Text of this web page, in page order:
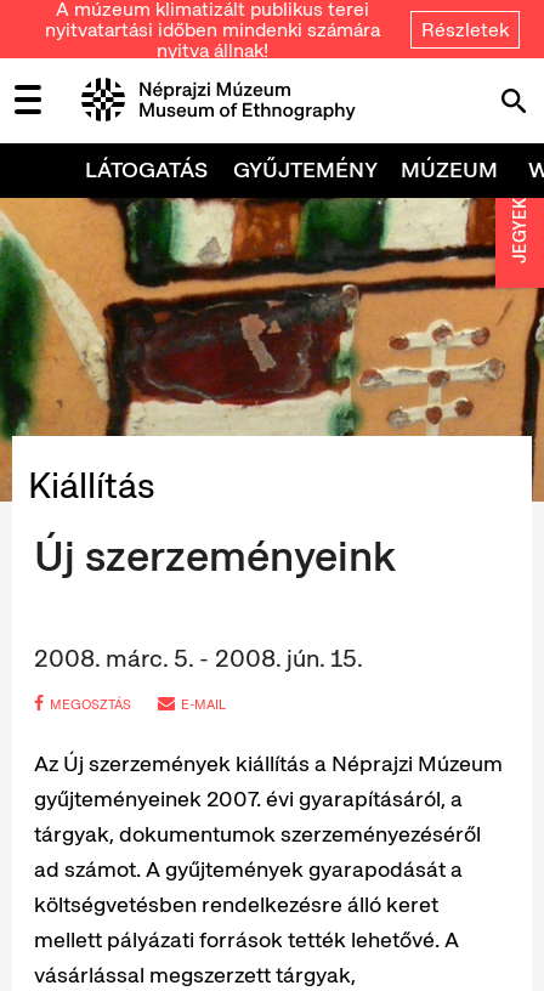
A múzeum klimatizált publikus terei
nyitvatartási időben mindenki számára
nyitva állnak!
Részletek
LÁTOGATÁS GYŰJTEMÉNY MÚZEUM
Kiállítás
Új szerzeményeink
2008. márc. 5. - 2008. jún. 15.
MEGOSZTÁS E-MAIL
Az Új szerzemények kiállítás a Néprajzi Múzeum
gyűjteményeinek 2007. évi gyarapításáról, a
tárgyak, dokumentumok szerzeményezéséről
ad számot. A gyűjtemények gyarapodását a
költségvetésben rendelkezésre álló keret
mellett pályázati források tették lehetővé. A
vásárlással megszerzett tárgyak,
JEGYEK